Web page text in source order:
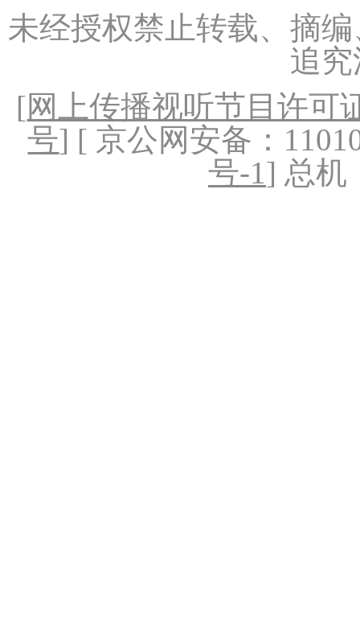
未经授权禁止转载、摘
追
[网上传播视听节目许可
号] [ 京公网安备：
号-1] 总机